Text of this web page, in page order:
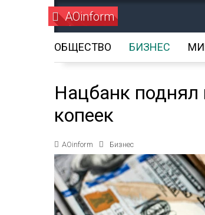
AOinform
ОБЩЕСТВО БИЗНЕС
Нацбанк поднял
копеек
AOinform Бизнес